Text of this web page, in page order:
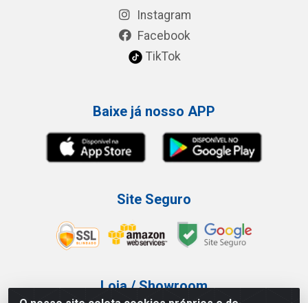
Instagram
Facebook
TikTok
Baixe já nosso APP
Site Seguro
Loja / Showroom